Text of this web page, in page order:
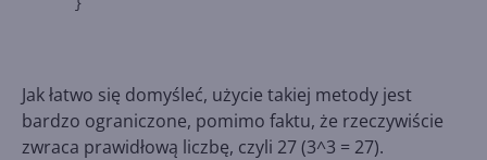
}
Jak łatwo się domyśleć, użycie takiej metody jest
bardzo ograniczone, pomimo faktu, że rzeczywiście
zwraca prawidłową liczbę, czyli 27 (3^3 = 27).